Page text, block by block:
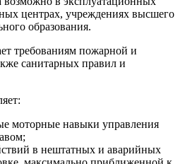
центрах, учреждениях высшего
образования.
требованиям пожарной и
санитарных правил и
моторные навыки управления
в нештатных и аварийных